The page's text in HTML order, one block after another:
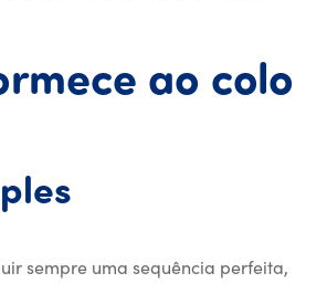
ao colo
1. Começa
sempre uma sequência perfeita,